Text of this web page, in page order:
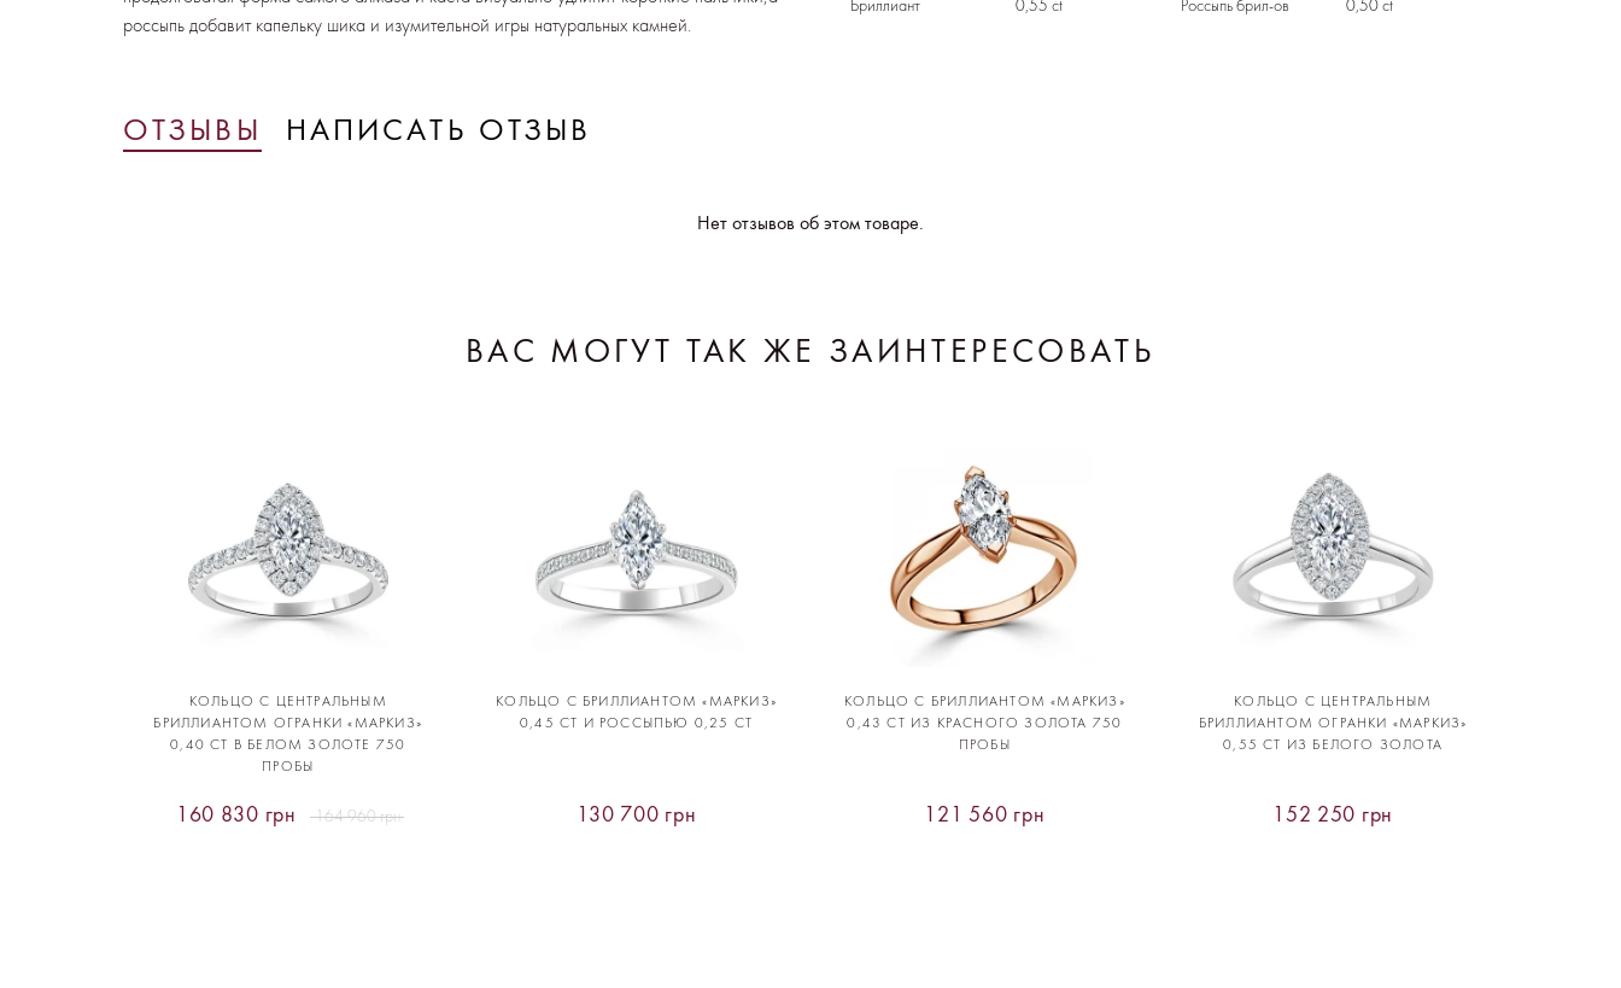
россыпь добавит капельку шика и изумительной игры натуральных камней.
Бриллиант 0,55 ct Россыпь брил-ов 0,50 ct
ОТЗЫВЫ НАПИСАТЬ ОТЗЫВ
Нет отзывов об этом товаре.
ВАС МОГУТ ТАК ЖЕ ЗАИНТЕРЕСОВАТЬ
КОЛЬЦО С ЦЕНТРАЛЬНЫМ
БРИЛЛИАНТОМ ОГРАНКИ «МАРКИЗ»
0,40 CT В БЕЛОМ ЗОЛОТЕ 750
ПРОБЫ
160 830 грн 164 960 грн
КОЛЬЦО С БРИЛЛИАНТОМ «МАРКИЗ»
0,45 CT И РОССЫПЬЮ 0,25 CT
130 700 грн
КОЛЬЦО С БРИЛЛИАНТОМ «МАРКИЗ»
0,43 CT ИЗ КРАСНОГО ЗОЛОТА 750
ПРОБЫ
121 560 грн
КОЛЬЦО С ЦЕНТРАЛЬНЫМ
БРИЛЛИАНТОМ ОГРАНКИ «МАРКИЗ»
0,55 CT ИЗ БЕЛОГО ЗОЛОТА
152 250 грн